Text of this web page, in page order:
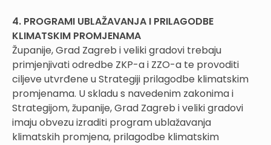
4. PROGRAMI UBLAŽAVANJA I PRILAGODBE
KLIMATSKIM PROMJENAMA
Županije, Grad Zagreb i veliki gradovi trebaju
primjenjivati odredbe ZKP-a i ZZO-a te provoditi
ciljeve utvrđene u Strategiji prilagodbe klimatskim
promjenama. U skladu s navedenim zakonima i
Strategijom, županije, Grad Zagreb i veliki gradovi
imaju obvezu izraditi program ublažavanja
klimatskih promjena, prilagodbe klimatskim